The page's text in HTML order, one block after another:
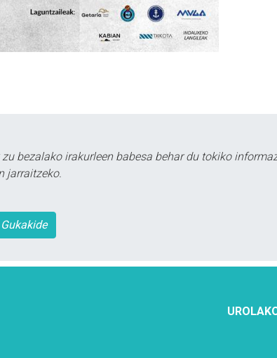
zu bezalako irakurleen babesa behar du tokiko
jarraitzeko.